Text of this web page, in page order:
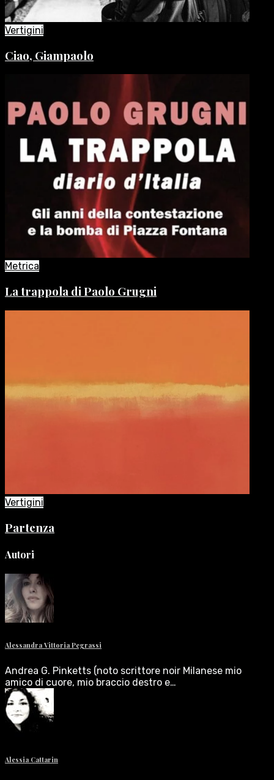
Vertigini
Ciao, Giampaolo
Metrica
La trappola di Paolo Grugni
Vertigini
Partenza
Autori
Alessandra Vittoria Pegrassi
Andrea G. Pinketts (noto scrittore noir Milanese mio
amico di cuore, mio braccio destro e…
Alessia Cattarin